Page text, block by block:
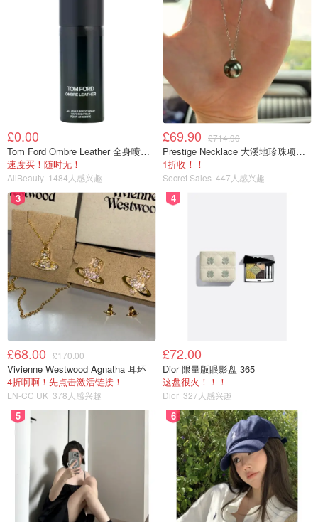
经典的悠久苏格兰风......让人耳目一新。
格纹条纹宝刀不老，经典永不过时！
运动元素
£0.00
Tom Ford Ombre Leather 全身喷雾 150ml
速度买！随时无！
AllBeauty 1484人感兴趣
£69.90 £714.90
Prestige Necklace 大溪地珍珠项链 10-11mm
1折收！！
Secret Sales 447人感兴趣
3
£68.00 £170.00
Vivienne Westwood Agnatha 耳环
4折啊啊！先点击激活链接！
LN-CC UK 378人感兴趣
4
£72.00
Dior 限量版眼影盘 365
这盘很火！！！
Dior 327人感兴趣
5 6